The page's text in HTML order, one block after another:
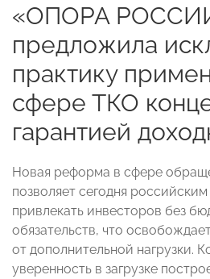
«ОПОРА
предложила
практику
сфере ТКО
гарантией
Новая реформа в сфере
позволяет сегодня
привлекать инвесторов без
обязательств, что
от дополнительной нагрузки.
уверенность в загрузке